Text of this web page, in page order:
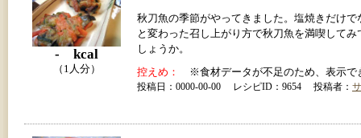
- kcal
（1人分）
秋刀魚の季節がやってきました。塩焼きだけで
と変わった召し上がり方で秋刀魚を満喫してみ
しょうか。
控えめ： ※食材データが不足のため、表示で
投稿日：0000-00-00 レシピID：9654 投稿者：